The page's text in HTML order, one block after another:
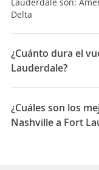
Delta
¿Cuánto dura el
Lauderdale?
La duración media
Lauderdale es 02:15
¿Cuáles son los
Nashville a Fort